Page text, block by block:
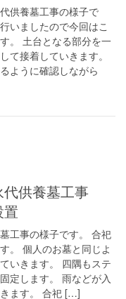
供養墓工事の様子で
いましたので今回はこ
。 土台となる部分を一
て接着していきます。
ように確認しながら
工事の様子です。 合祀
。 個人のお墓と同じよ
いきます。 四隅もステ
定します。 雨などが入
ます。 合祀 […]